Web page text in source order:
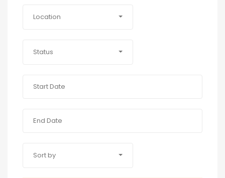
Location
Status
Sort by